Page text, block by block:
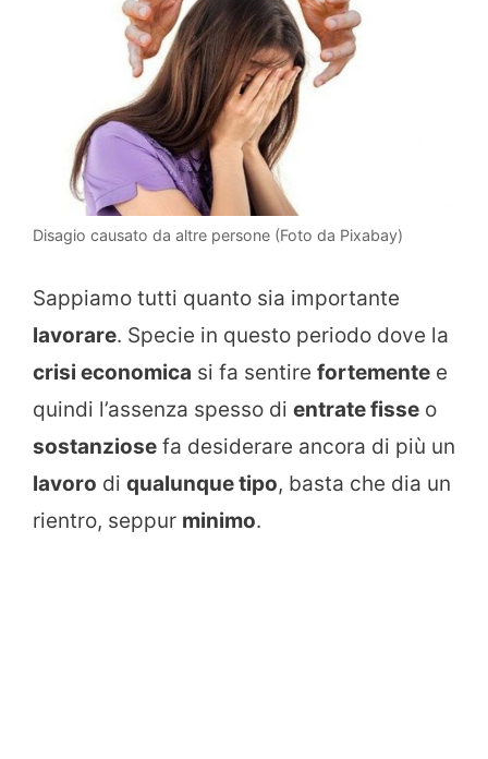
Disagio causato da altre persone (Foto da Pixabay)
Sappiamo tutti quanto sia importante
lavorare. Specie in questo periodo dove la
crisi economica si fa sentire fortemente e
quindi l’assenza spesso di entrate fisse o
sostanziose fa desiderare ancora di più un
lavoro di qualunque tipo, basta che dia un
rientro, seppur minimo.